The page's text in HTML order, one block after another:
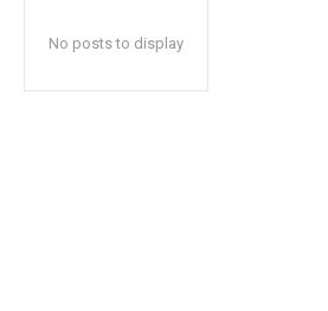
No posts to display